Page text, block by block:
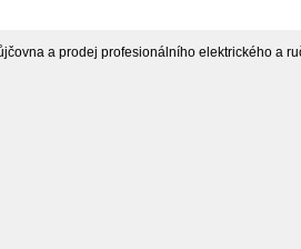
a prodej profesionálního elektrického a